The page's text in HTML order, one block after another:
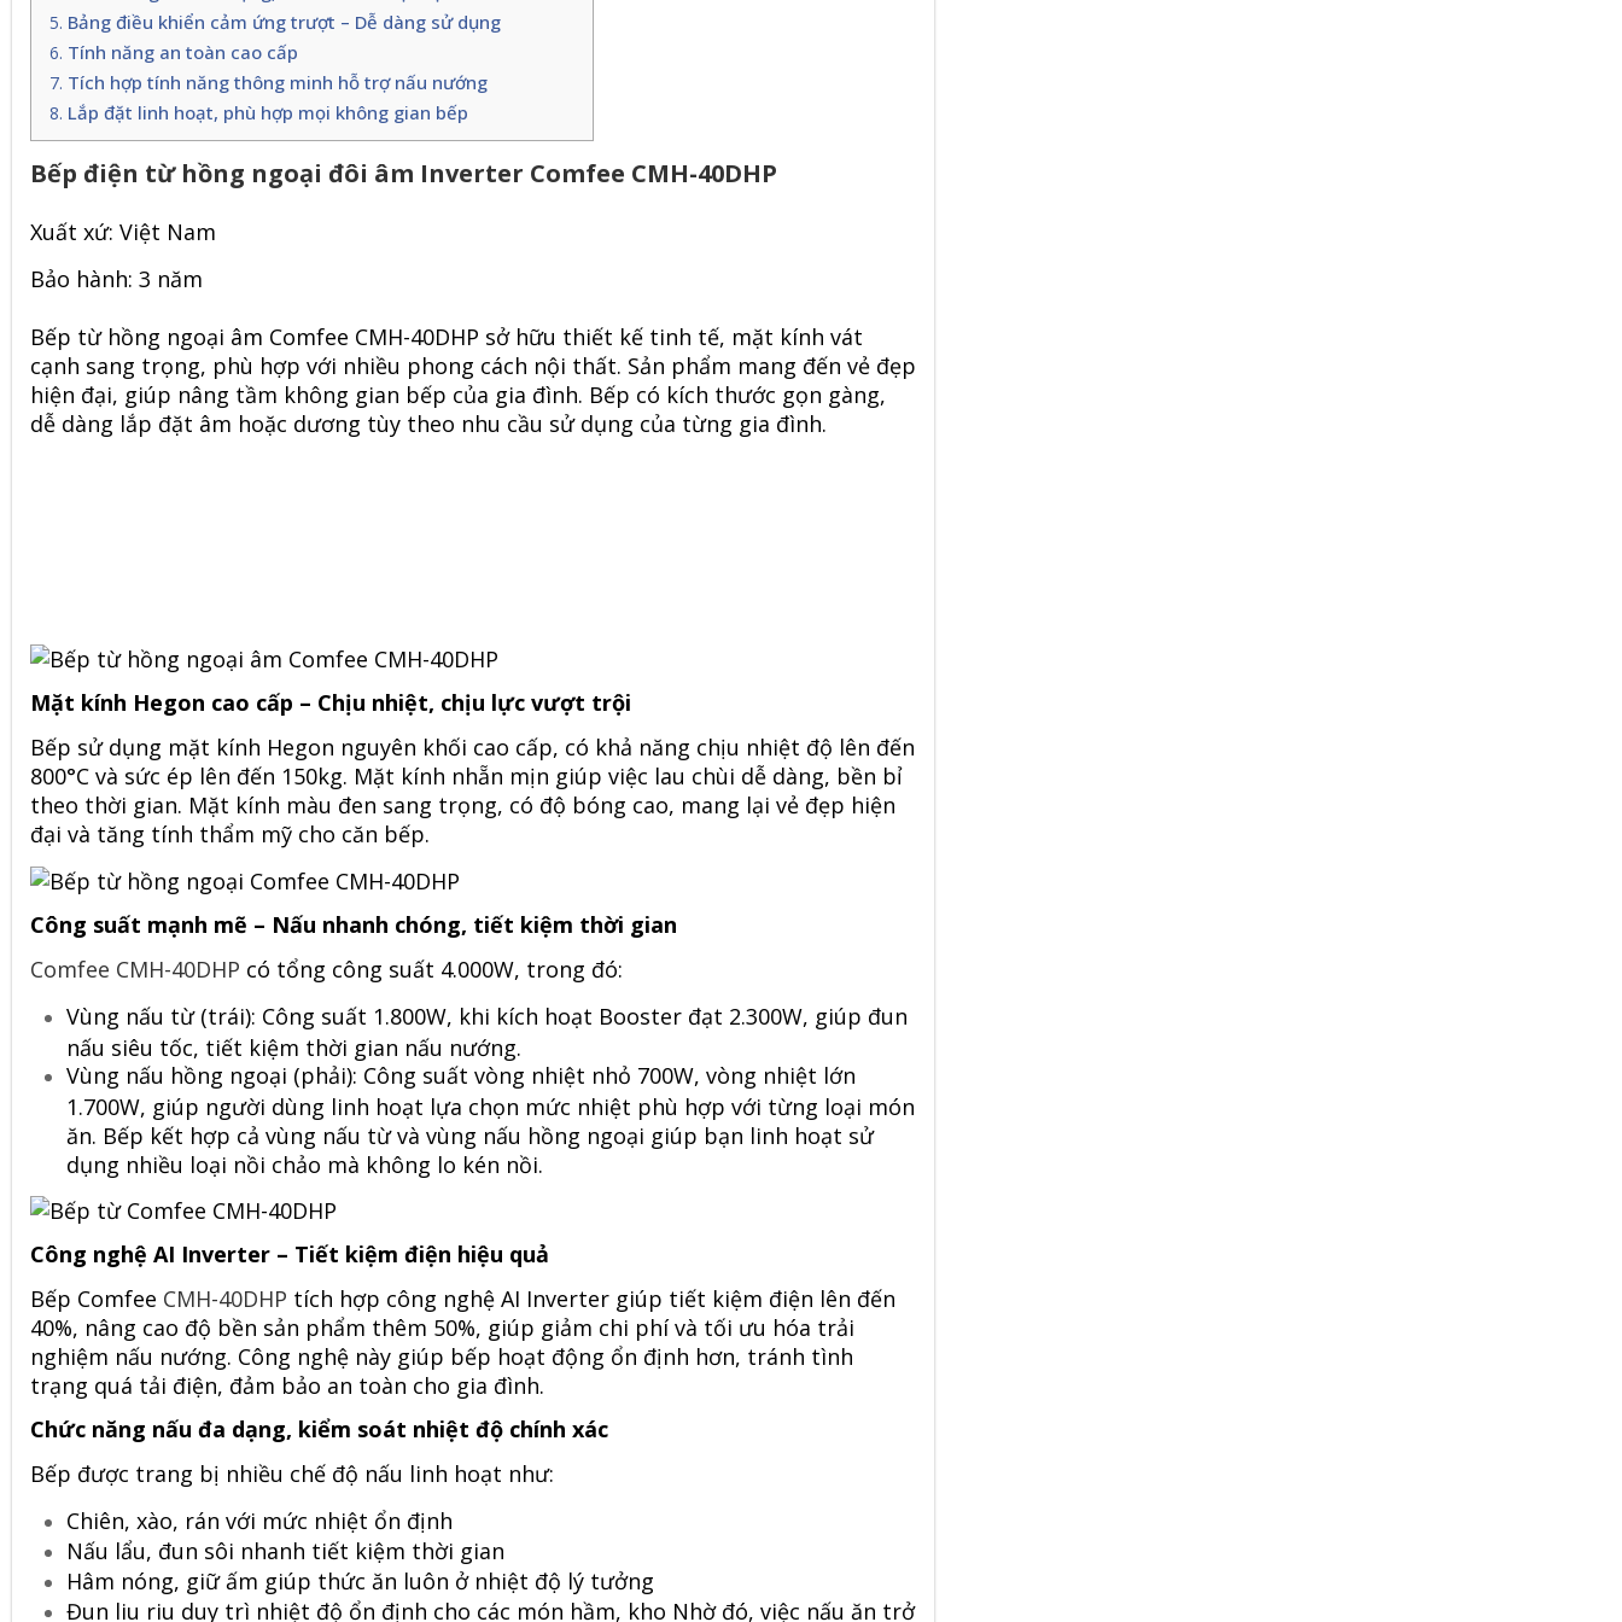
Bảng điều khiển cảm ứng trượt – Dễ dàng sử dụng
Tính năng an toàn cao cấp
Tích hợp tính năng thông minh hỗ trợ nấu nướng
Lắp đặt linh hoạt, phù hợp mọi không gian bếp
Bếp điện từ hồng ngoại đôi âm Inverter Comfee CMH-40DHP
Xuất xứ: Việt Nam
Bảo hành: 3 năm
Bếp từ hồng ngoại âm Comfee CMH-40DHP sở hữu thiết kế tinh tế, mặt kính vát
cạnh sang trọng, phù hợp với nhiều phong cách nội thất. Sản phẩm mang đến vẻ đẹp
hiện đại, giúp nâng tầm không gian bếp của gia đình. Bếp có kích thước gọn gàng,
dễ dàng lắp đặt âm hoặc dương tùy theo nhu cầu sử dụng của từng gia đình.
Mặt kính Hegon cao cấp – Chịu nhiệt, chịu lực vượt trội
Bếp sử dụng mặt kính Hegon nguyên khối cao cấp, có khả năng chịu nhiệt độ lên đến
800°C và sức ép lên đến 150kg. Mặt kính nhẵn mịn giúp việc lau chùi dễ dàng, bền bỉ
theo thời gian. Mặt kính màu đen sang trọng, có độ bóng cao, mang lại vẻ đẹp hiện
đại và tăng tính thẩm mỹ cho căn bếp.
Công suất mạnh mẽ – Nấu nhanh chóng, tiết kiệm thời gian
Comfee CMH-40DHP có tổng công suất 4.000W, trong đó:
Vùng nấu từ (trái): Công suất 1.800W, khi kích hoạt Booster đạt 2.300W, giúp đun
nấu siêu tốc, tiết kiệm thời gian nấu nướng.
Vùng nấu hồng ngoại (phải): Công suất vòng nhiệt nhỏ 700W, vòng nhiệt lớn
1.700W, giúp người dùng linh hoạt lựa chọn mức nhiệt phù hợp với từng loại món
ăn. Bếp kết hợp cả vùng nấu từ và vùng nấu hồng ngoại giúp bạn linh hoạt sử
dụng nhiều loại nồi chảo mà không lo kén nồi.
Công nghệ AI Inverter – Tiết kiệm điện hiệu quả
Bếp Comfee CMH-40DHP tích hợp công nghệ AI Inverter giúp tiết kiệm điện lên đến
40%, nâng cao độ bền sản phẩm thêm 50%, giúp giảm chi phí và tối ưu hóa trải
nghiệm nấu nướng. Công nghệ này giúp bếp hoạt động ổn định hơn, tránh tình
trạng quá tải điện, đảm bảo an toàn cho gia đình.
Chức năng nấu đa dạng, kiểm soát nhiệt độ chính xác
Bếp được trang bị nhiều chế độ nấu linh hoạt như:
Chiên, xào, rán với mức nhiệt ổn định
Nấu lẩu, đun sôi nhanh tiết kiệm thời gian
Hâm nóng, giữ ấm giúp thức ăn luôn ở nhiệt độ lý tưởng
Đun liu riu duy trì nhiệt độ ổn định cho các món hầm, kho Nhờ đó, việc nấu ăn trở